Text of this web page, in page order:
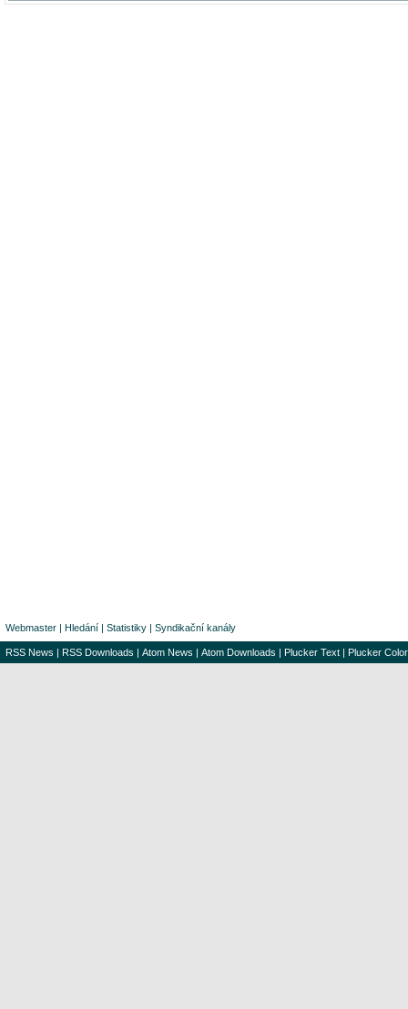
Webmaster | Hledání | Statistiky | Syndikační kanály
RSS News | RSS Downloads | Atom News | Atom Downloads | Plucker Text | Plucker Color